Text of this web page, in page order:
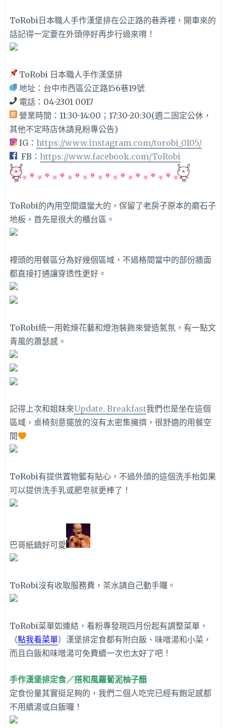
ToRobi日本職人手作漢堡排在公正路的巷弄裡，開車來的
話記得一定要在外頭停好再步行過來唷！
ToRobi 日本職人手作漢堡排
地址：台中市西區公正路156巷19號
電話：04-2301 0017
營業時間：11:30-14:00；17:30-20:30(週二固定公休，
其他不定時店休請見粉專公告)
IG： https://www.instagram.com/torobi_0105/
FB： https://www.facebook.com/ToRobi
ToRobi的內用空間還蠻大的，保留了老房子原本的磨石子
地板，首先是很大的櫃台區。
裡頭的用餐區分為好幾個區域，不過格間當中的部份牆面
都直接打通讓穿透性更好。
ToRobi統一用乾燥花藝和燈泡裝飾來營造氣氛，有一點文
青風的蕭瑟感。
記得上次和姐妹來Update. Breakfast我們也是坐在這個
區域，桌椅刻意擺放的沒有太密集擁擠，很舒適的用餐空
間
ToRobi有提供置物籃有貼心，不過外頭的這個洗手枱如果
可以提供洗手乳或肥皂就更棒了！
巴哥紙鎮好可愛
ToRobi沒有收取服務費，茶水請自己動手囉。
ToRobi菜單如連結，看粉專發現四月份起有調整菜單，
（點我看菜單）漢堡排定食都有附白飯、味噌湯和小菜，
而且白飯和味噌湯可免費續一次也太好了吧！
手作漢堡排定食／搭和風蘿蔔泥柚子醋
定食份量其實挺足夠的，我們二個人吃完已經有飽足感都
不用續湯或白飯囉！